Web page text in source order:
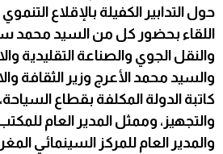
حول التدابير الكفيلة بالإقلاع
اللقاء بحضور كل من السيد محمد
والنقل الجوي والصناعة التقليدية
والسيد محمد الأعرج وزير الثقافة
كاتبة الدولة المكلفة بقطاع
والتجهيز، وممثل المدير العام
والمدير العام للمركز السينمائي